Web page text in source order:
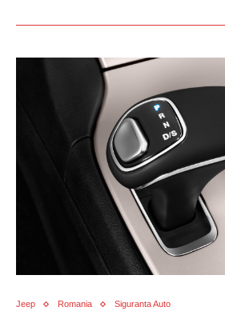
Jeep Romania Siguranta Auto